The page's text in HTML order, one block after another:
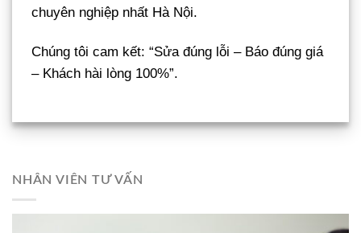
chuyên nghiệp nhất Hà Nội.
Chúng tôi cam kết: “Sửa đúng lỗi – Báo đúng giá
– Khách hài lòng 100%”.
NHÂN VIÊN TƯ VẤN